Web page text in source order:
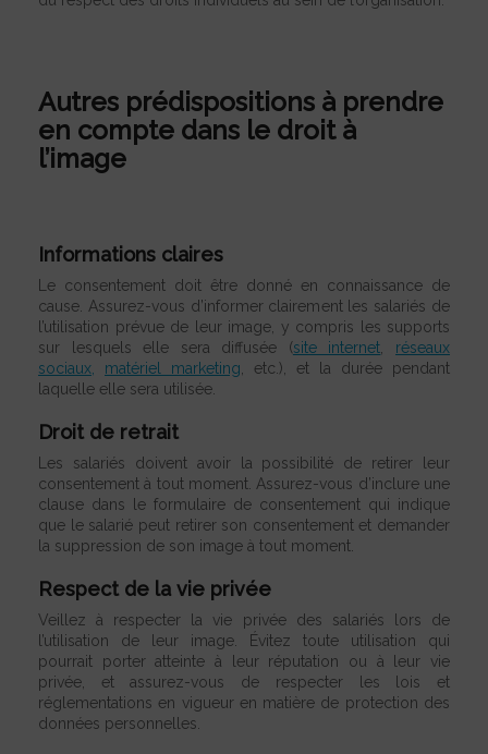
Autres prédispositions à prendre
en compte dans le droit à
l’image
Informations claires
Le consentement doit être donné en connaissance de
cause. Assurez-vous d’informer clairement les salariés de
l’utilisation prévue de leur image, y compris les supports
sur lesquels elle sera diffusée (site internet, réseaux
sociaux,
matériel marketing, etc.), et la durée pendant
laquelle elle sera utilisée.
Droit de retrait
Les salariés doivent avoir la possibilité de retirer leur
consentement à tout moment. Assurez-vous d’inclure une
clause dans le formulaire de consentement qui indique
que le salarié peut retirer son consentement et demander
la suppression de son image à tout moment.
Respect de la vie privée
Veillez à respecter la vie privée des salariés lors de
l’utilisation de leur image. Évitez toute utilisation qui
pourrait porter atteinte à leur réputation ou à leur vie
privée, et assurez-vous de respecter les lois et
réglementations en vigueur en matière de protection des
données personnelles.